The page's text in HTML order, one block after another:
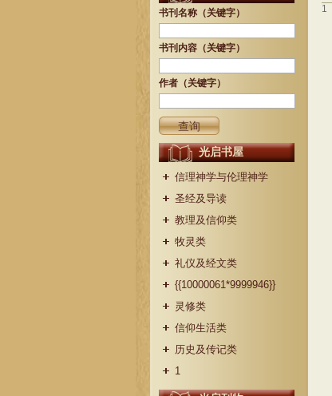
书刊名称（关键字）
书刊内容（关键字）
作者（关键字）
光启书屋
信理神学与伦理神学
圣经及导读
教理及信仰类
牧灵类
礼仪及经文类
{{10000061*9999946}}
灵修类
信仰生活类
历史及传记类
1
1